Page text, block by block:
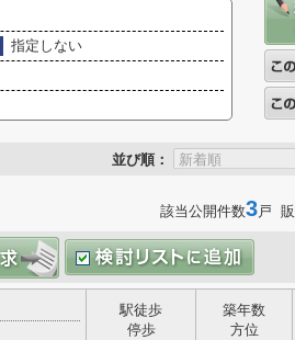
指定しない
並び順：
該当公開件数3戸
駅徒歩
停歩
築年数
方位